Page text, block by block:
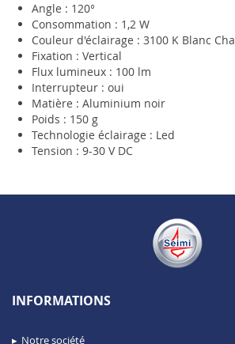
Angle : 120°
Consommation : 1,2 W
Couleur d'éclairage : 3100 K Blanc
Fixation : Vertical
Flux lumineux : 100 lm
Interrupteur : oui
Matière : Aluminium noir
Poids : 150 g
Technologie éclairage : Led
Tension : 9-30 V DC
INFORMATIONS
Notre société